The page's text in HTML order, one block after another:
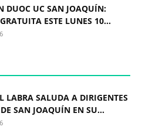
DUOC UC SAN JOAQUÍN:
ESTE LUNES 10...
LABRA SALUDA A DIRIGENTES
SAN JOAQUÍN EN SU...